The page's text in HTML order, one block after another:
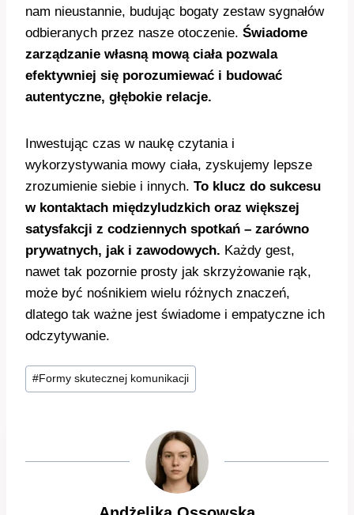
nam nieustannie, budując bogaty zestaw sygnałów
odbieranych przez nasze otoczenie. Świadome
zarządzanie własną mową ciała pozwala
efektywniej się porozumiewać i budować
autentyczne, głębokie relacje.
Inwestując czas w naukę czytania i
wykorzystywania mowy ciała, zyskujemy lepsze
zrozumienie siebie i innych. To klucz do sukcesu
w kontaktach międzyludzkich oraz większej
satysfakcji z codziennych spotkań – zarówno
prywatnych, jak i zawodowych. Każdy gest,
nawet tak pozornie prosty jak skrzyżowanie rąk,
może być nośnikiem wielu różnych znaczeń,
dlatego tak ważne jest świadome i empatyczne ich
odczytywanie.
Tagi
wpisu:
#Formy skutecznej komunikacji